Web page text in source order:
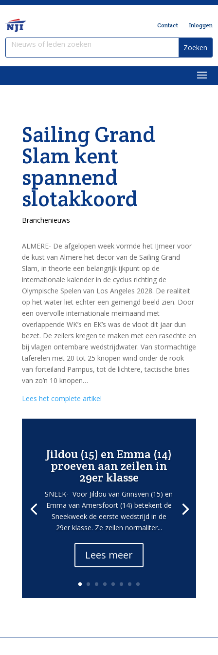
Contact Inloggen
Sailing Grand
Slam kent
spannend
slotakkoord
Branchenieuws
ALMERE- De afgelopen week vormde het IJmeer voor
de kust van Almere het decor van de Sailing Grand
Slam, in theorie een belangrijk ijkpunt op de
internationale kalender in de cyclus richting de
Olympische Spelen van Los Angeles 2028. De realiteit
op het water liet echter een gemengd beeld zien. Door
een overvolle internationale meimaand met
overlappende WK’s en EK’s was de vloot dit jaar dun
bezet. De zeilers kregen te maken met een rasechte en
bij vlagen ontembare wedstrijdwater. Van stormachtige
taferelen met 20 tot 25 knopen wind onder de rook
van forteiland Pampus, tot de lichtere, tactische bries
van zo’n 10 knopen…
Lees het complete artikel
Jildou (15) en Emma (14)
proeven aan zeilen in
29er klasse
SNEEK- Voor Jildou van Grinsven (15) en
Emma van Amersfoort (14) betekent de
Sneekweek de eerste wedstrijd in de
29er klasse. Ze zeilen normaliter...
Lees meer